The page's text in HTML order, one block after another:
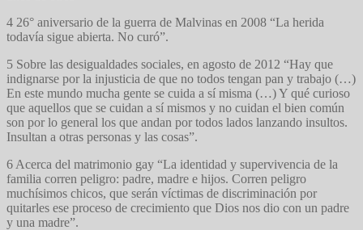
4 26° aniversario de la guerra de Malvinas en 2008 “La herida
todavía sigue abierta. No curó”.
5 Sobre las desigualdades sociales, en agosto de 2012 “Hay que
indignarse por la injusticia de que no todos tengan pan y trabajo (…)
En este mundo mucha gente se cuida a sí misma (…) Y qué curioso
que aquellos que se cuidan a sí mismos y no cuidan el bien común
son por lo general los que andan por todos lados lanzando insultos.
Insultan a otras personas y las cosas”.
6 Acerca del matrimonio gay “La identidad y supervivencia de la
familia corren peligro: padre, madre e hijos. Corren peligro
muchísimos chicos, que serán víctimas de discriminación por
quitarles ese proceso de crecimiento que Dios nos dio con un padre
y una madre”.